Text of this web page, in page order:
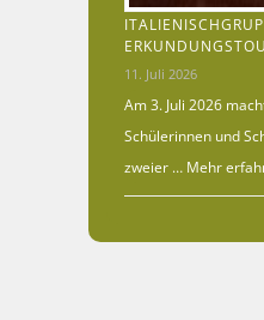
11. Juli 2026
Am 3. Juli 2026
Schülerinnen und
zweier … Mehr